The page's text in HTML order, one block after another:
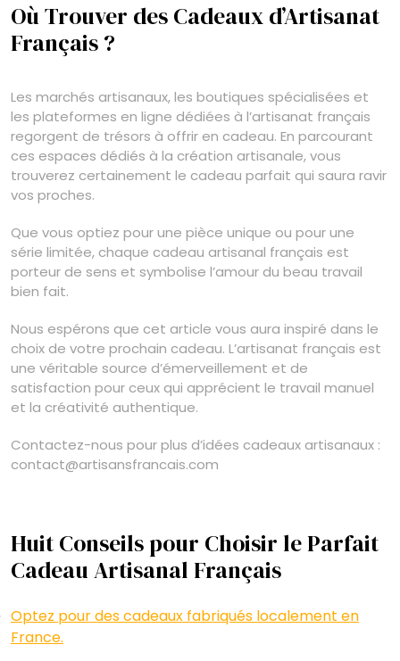
Où Trouver des Cadeaux d’Artisanat
Français ?
Les marchés artisanaux, les boutiques spécialisées et
les plateformes en ligne dédiées à l’artisanat français
regorgent de trésors à offrir en cadeau. En parcourant
ces espaces dédiés à la création artisanale, vous
trouverez certainement le cadeau parfait qui saura ravir
vos proches.
Que vous optiez pour une pièce unique ou pour une
série limitée, chaque cadeau artisanal français est
porteur de sens et symbolise l’amour du beau travail
bien fait.
Nous espérons que cet article vous aura inspiré dans le
choix de votre prochain cadeau. L’artisanat français est
une véritable source d’émerveillement et de
satisfaction pour ceux qui apprécient le travail manuel
et la créativité authentique.
Contactez-nous pour plus d’idées cadeaux artisanaux :
contact@artisansfrancais.com
Huit Conseils pour Choisir le Parfait
Cadeau Artisanal Français
Optez pour des cadeaux fabriqués localement en
France.